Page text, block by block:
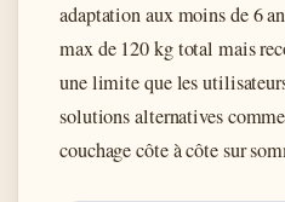
adaptation aux moins de 6
max de 120 kg total mais
une limite que les
solutions alternatives
couchage côte à côte sur